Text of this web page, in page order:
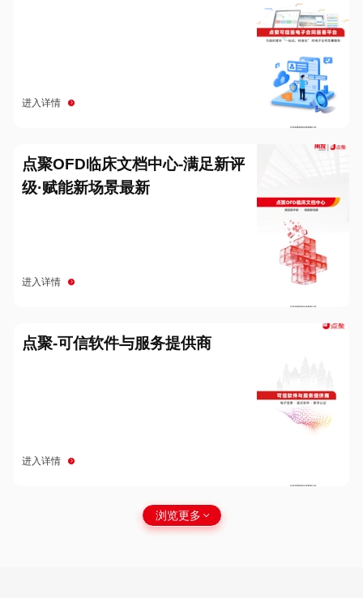
进入详情
点聚OFD临床文档中心-满足新评
级·赋能新场景最新
进入详情
点聚-可信软件与服务提供商
进入详情
浏览更多